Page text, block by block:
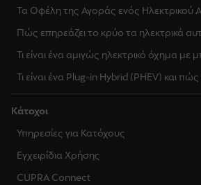
Τα Οφέλη της Αγοράς ενός Ηλεκτρικού
Πώς επηρεάζει το κρύο τα ηλεκτρικά
Τι είναι ένα αμιγώς ηλεκτρικό όχημα με
Τι είναι ένα Plug-in Hybrid (PHEV) και πώς
Κάτοχοι
Υπηρεσίες για Κατόχους
Εγχειρίδια Χρήσης
CUPRA Connect